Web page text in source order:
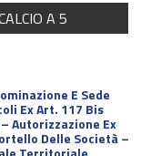
A 5
E Sede
Ex Art. 117 Bis
Autorizzazione Ex
Delle Società –